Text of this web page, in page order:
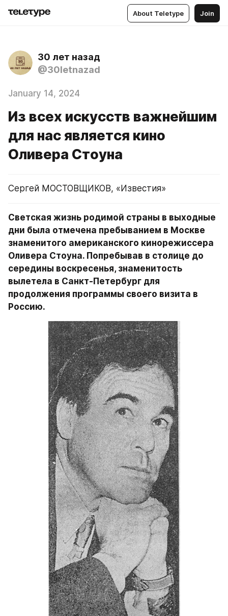
About Teletype Join
30 лет назад
@30letnazad
January 14, 2024
Из всех искусств важнейшим
для нас является кино
Оливера Стоуна
Сергей МОСТОВЩИКОВ, «Известия»
Светская жизнь родимой страны в выходные
дни была отмечена пребыванием в Москве
знаменитого американского кинорежиссера
Оливера Стоуна. Попребывав в столице до
середины воскресенья, знаменитость
вылетела в Санкт-Петербург для
продолжения программы своего визита в
Россию.